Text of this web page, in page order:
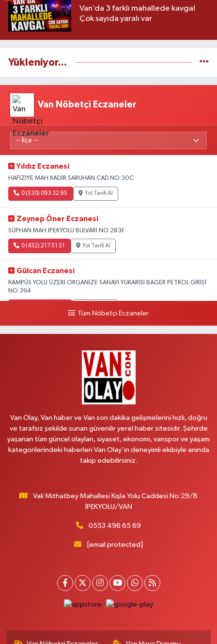
Van’da 3 farklı mahallede kavga!
Çok sayıda yaralı var
Yükleniyor...
Van Nöbetçi Eczaneler
Yıldız Eczanesi
HAFIZİYE MAH.KADİR SARUHAN CAD.NO:30C
0 (530) 093 32 95 Yol Tarifi Al
Zeynep Öner Eczanesi
SÜPHAN MAH.İPEKYOLU BULVARI NO:283F
0 (432) 217 51 51 Yol Tarifi Al
Gülcan Eczanesi
KAMPÜS YOLU ÜZERİ ORGANİZE SANAYİ YUKARISI BAGER PETROL GİRİŞİ
NO:394
HEKİM HASTANESİ ACİL KARŞISI
Yol Tarifi Al
MAHMUDİYE MAH.ATATÜRK CAD.NO:17B
0 (531) 621 69 65 Yol Tarifi Al
Onay Eczanesi
Yenı Derman Eczanesi
Akdamar Hastanesi Acil yanı. İpekyolu. Hatuniye mahallesi terzioğlu, Eski
Yol Tarifi Al
Hayat Eczanesi
Kışla Mah.Çınarlı Cad.1038 Sk.No:93 3-4
0 (432) 354 37 36 Yol Tarifi Al
Tüm Nöbetçi Eczaneler
Van Olay, Van haber ve Van son dakika gelişmelerini hızlı, doğru
ve tarafsız şekilde sunan güvenilir yerel haber sitesidir. Şehirde
yaşanan tüm güncel olayları, siyaset, ekonomi, vanspor ve yaşam
kategorilerindeki haberleri Van Olay’ın deneyimli ekibiyle anında
takip edebilirsiniz.
Vali Mithatbey Mahallesi Kışla Yolu Caddesi No:29/B
İPEKYOLU/VAN
0553 496 65 69
[email protected]